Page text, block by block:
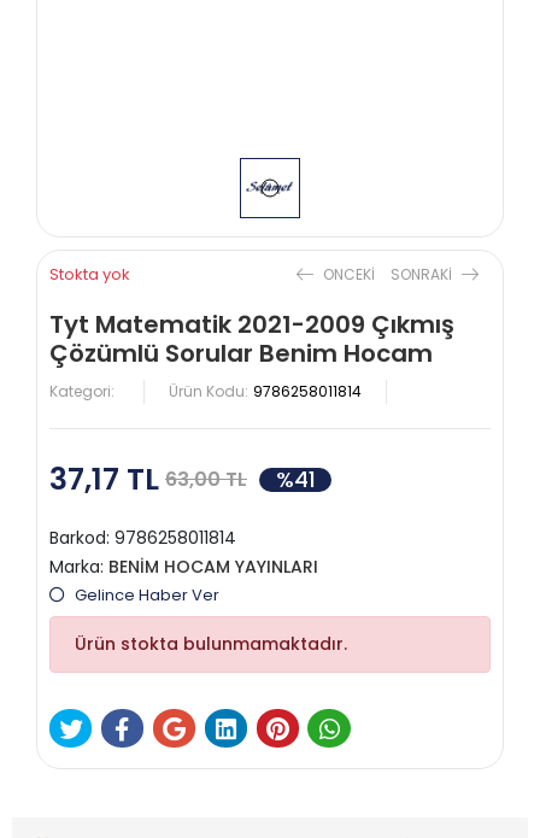
Stokta yok ONCEKI SONRAKI
Tyt Matematik 2021-2009 Çıkmış
Çözümlü Sorular Benim Hocam
Kategori: Ürün Kodu: 9786258011814
37,17 TL 63,00 TL %41
Barkod: 9786258011814
Marka: BENİM HOCAM YAYINLARI
Gelince Haber Ver
Ürün stokta bulunmamaktadır.